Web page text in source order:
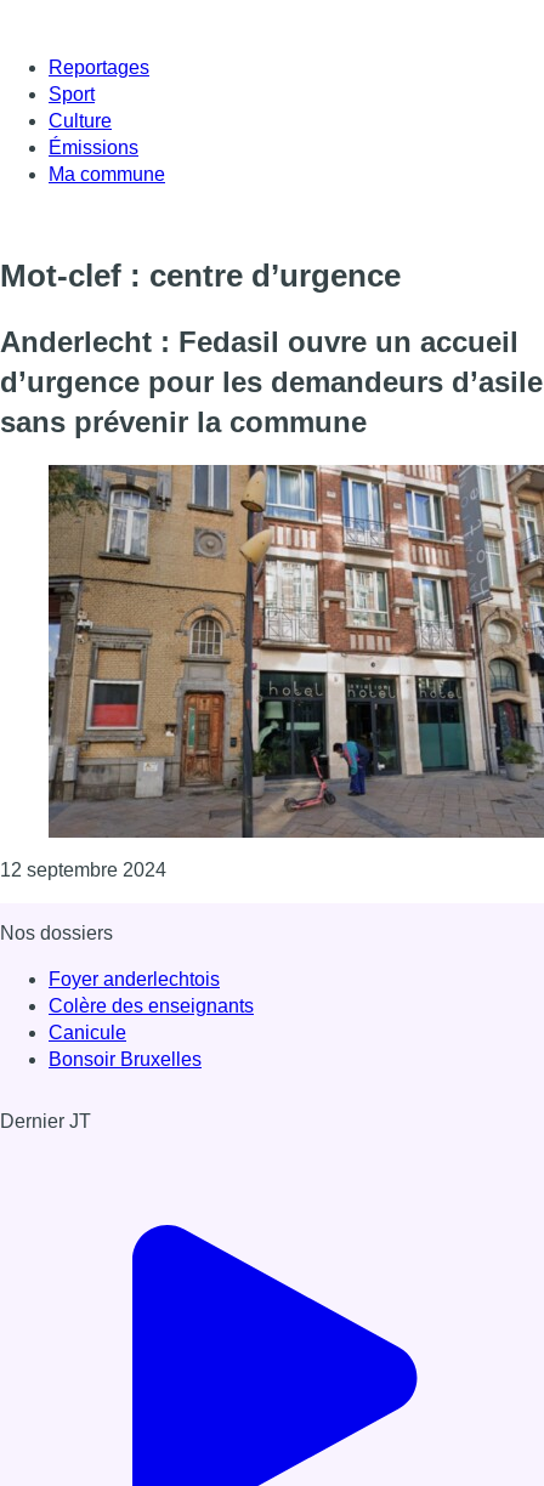
Reportages
Sport
Culture
Émissions
Ma commune
Mot-clef : centre d’urgence
Anderlecht : Fedasil ouvre un accueil
d’urgence pour les demandeurs d’asile
sans prévenir la commune
12 septembre 2024Consulter l'article "Anderlecht : Fedasil
Nos dossiers
Foyer anderlechtois
Colère des enseignants
Canicule
Bonsoir Bruxelles
Dernier JT